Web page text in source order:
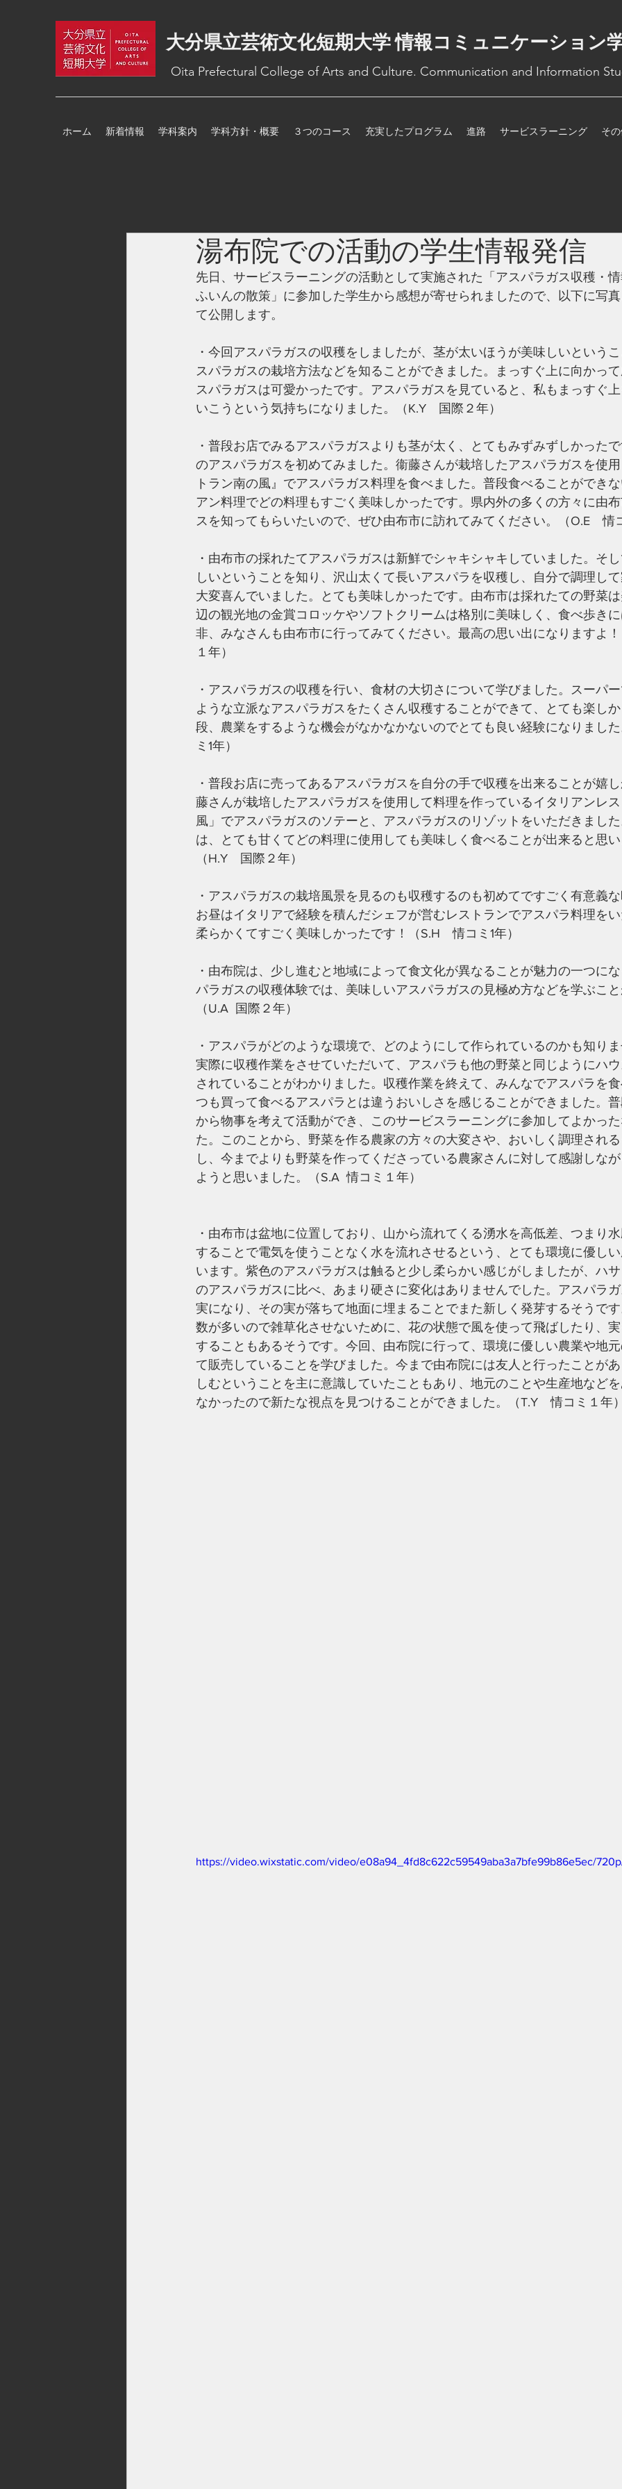
大分県立芸術文化短期大学 情報コミュニケーション
Oita Prefectural College of Arts and Culture. Communication and Information
ホーム 新着情報 学科案内 学科方針・概要 ３つのコース 充実したプログラム 進路 サービスラーニング そ
湯布院での活動の学生情報発信
先日、サービスラーニングの活動として実施された「アスパラガス収穫・
ふいんの散策」に参加した学生から感想が寄せられましたので、以下に写
て公開します。
・今回アスパラガスの収穫をしましたが、茎が太いほうが美味しいという
スパラガスの栽培方法などを知ることができました。まっすぐ上に向かっ
スパラガスは可愛かったです。アスパラガスを見ていると、私もまっすぐ
いこうという気持ちになりました。（K.Y　国際２年）
・普段お店でみるアスパラガスよりも茎が太く、とてもみずみずしかった
のアスパラガスを初めてみました。衞藤さんが栽培したアスパラガスを使
トラン南の風』でアスパラガス料理を食べました。普段食べることができ
アン料理でどの料理もすごく美味しかったです。県内外の多くの方々に由
スを知ってもらいたいので、ぜひ由布市に訪れてみてください。（O.E　情
・由布市の採れたてアスパラガスは新鮮でシャキシャキしていました。そ
しいということを知り、沢山太くて長いアスパラを収穫し、自分で調理して
大変喜んでいました。とても美味しかったです。由布市は採れたての野菜
辺の観光地の金賞コロッケやソフトクリームは格別に美味しく、食べ歩き
非、みなさんも由布市に行ってみてください。最高の思い出になりますよ！
１年）
・アスパラガスの収穫を行い、食材の大切さについて学びました。スーパ
ような立派なアスパラガスをたくさん収穫することができて、とても楽し
段、農業をするような機会がなかなかないのでとても良い経験になりました
ミ1年）
・普段お店に売ってあるアスパラガスを自分の手で収穫を出来ることが嬉
藤さんが栽培したアスパラガスを使用して料理を作っているイタリアンレ
風」でアスパラガスのソテーと、アスパラガスのリゾットをいただきまし
は、とても甘くてどの料理に使用しても美味しく食べることが出来ると思い
（H.Y　国際２年）
・アスパラガスの栽培風景を見るのも収穫するのも初めてですごく有意義な
お昼はイタリアで経験を積んだシェフが営むレストランでアスパラ料理をい
柔らかくてすごく美味しかったです！（S.H　情コミ1年）
・由布院は、少し進むと地域によって食文化が異なることが魅力の一つに
パラガスの収穫体験では、美味しいアスパラガスの見極め方などを学ぶこと
（U.A  国際２年）
・アスパラがどのような環境で、どのようにして作られているのかも知りま
実際に収穫作業をさせていただいて、アスパラも他の野菜と同じようにハ
されていることがわかりました。収穫作業を終えて、みんなでアスパラを
つも買って食べるアスパラとは違うおいしさを感じることができました。
から物事を考えて活動ができ、このサービスラーニングに参加してよかっ
た。このことから、野菜を作る農家の方々の大変さや、おいしく調理され
し、今までよりも野菜を作ってくださっている農家さんに対して感謝しな
ようと思いました。（S.A  情コミ１年）
・由布市は盆地に位置しており、山から流れてくる湧水を高低差、つまり
することで電気を使うことなく水を流れさせるという、とても環境に優し
います。紫色のアスパラガスは触ると少し柔らかい感じがしましたが、ハ
のアスパラガスに比べ、あまり硬さに変化はありませんでした。アスパラ
実になり、その実が落ちて地面に埋まることでまた新しく発芽するそうで
数が多いので雑草化させないために、花の状態で風を使って飛ばしたり、
することもあるそうです。今回、由布院に行って、環境に優しい農業や地
て販売していることを学びました。今まで由布院には友人と行ったことが
しむということを主に意識していたこともあり、地元のことや生産地など
なかったので新たな視点を見つけることができました。（T.Y　情コミ１年）
https://video.wixstatic.com/video/e08a94_4fd8c622c59549aba3a7bfe99b86e5ec/